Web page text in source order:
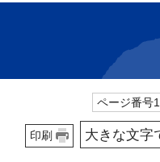
ページ番号
印刷 大きな文字